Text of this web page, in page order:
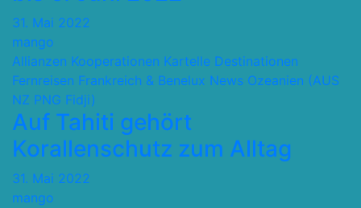
31. Mai 2022
mango
Allianzen Kooperationen Kartelle Destinationen
Fernreisen Frankreich & Benelux News Ozeanien (AUS
NZ PNG Fidji)
Auf Tahiti gehört
Korallenschutz zum Alltag
31. Mai 2022
mango